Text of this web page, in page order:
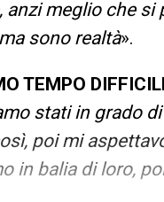
anzi meglio che
sono realtà».
TEMPO
stati in grado
poi mi
in balia di loro,